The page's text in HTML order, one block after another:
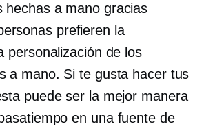
hechas a mano gracias
prefieren la
personalización de los
a mano. Si te gusta hacer tus
puede ser la mejor manera
en una fuente de